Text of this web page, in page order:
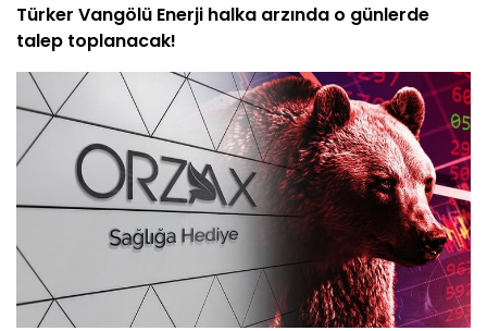
Türker Vangölü Enerji halka arzında o günlerde
talep toplanacak!